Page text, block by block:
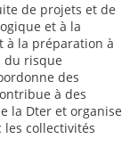
de projets et de
et à la
à la préparation à
du risque
des
à des
la Dter et organise
collectivités